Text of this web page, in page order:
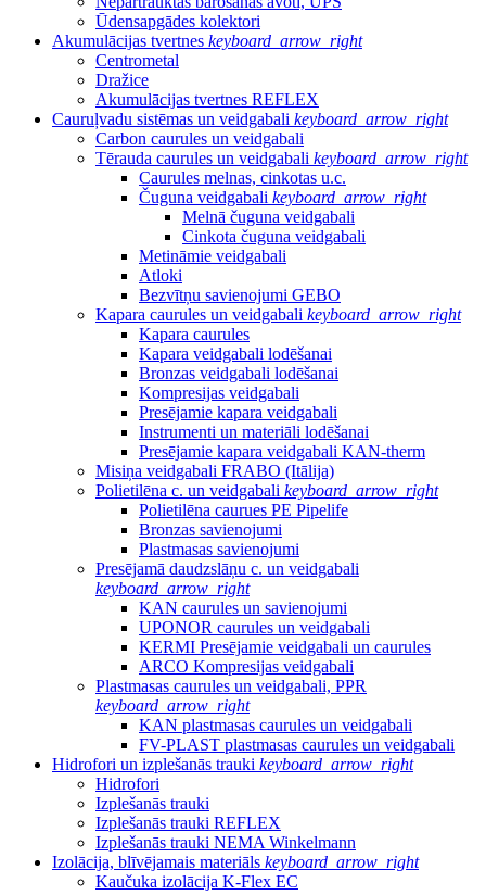
Ūdensapgādes kolektori
Akumulācijas tvertnes keyboard_arrow_right
Centrometal
Dražice
Akumulācijas tvertnes REFLEX
Cauruļvadu sistēmas un veidgabali keyboard_arrow_right
Carbon caurules un veidgabali
Tērauda caurules un veidgabali keyboard_arrow_right
Caurules melnas, cinkotas u.c.
Čuguna veidgabali keyboard_arrow_right
Melnā čuguna veidgabali
Cinkota čuguna veidgabali
Metināmie veidgabali
Atloki
Bezvītņu savienojumi GEBO
Kapara caurules un veidgabali keyboard_arrow_right
Kapara caurules
Kapara veidgabali lodēšanai
Bronzas veidgabali lodēšanai
Kompresijas veidgabali
Presējamie kapara veidgabali
Instrumenti un materiāli lodēšanai
Presējamie kapara veidgabali KAN-therm
Misiņa veidgabali FRABO (Itālija)
Polietilēna c. un veidgabali keyboard_arrow_right
Polietilēna caurues PE Pipelife
Bronzas savienojumi
Plastmasas savienojumi
Presējamā daudzslāņu c. un veidgabali
keyboard_arrow_right
KAN caurules un savienojumi
UPONOR caurules un veidgabali
KERMI Presējamie veidgabali un caurules
ARCO Kompresijas veidgabali
Plastmasas caurules un veidgabali, PPR
keyboard_arrow_right
KAN plastmasas caurules un veidgabali
FV-PLAST plastmasas caurules un veidgabali
Hidrofori un izplešanās trauki keyboard_arrow_right
Hidrofori
Izplešanās trauki
Izplešanās trauki REFLEX
Izplešanās trauki NEMA Winkelmann
Izolācija, blīvējamais materiāls keyboard_arrow_right
Kaučuka izolācija K-Flex EC